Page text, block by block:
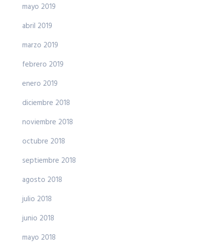
mayo 2019
abril 2019
marzo 2019
febrero 2019
enero 2019
diciembre 2018
noviembre 2018
octubre 2018
septiembre 2018
agosto 2018
julio 2018
junio 2018
mayo 2018